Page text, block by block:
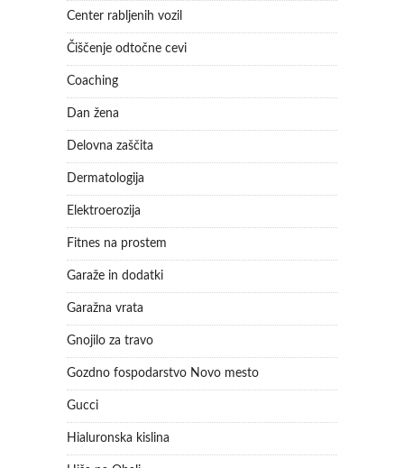
Center rabljenih vozil
Čiščenje odtočne cevi
Coaching
Dan žena
Delovna zaščita
Dermatologija
Elektroerozija
Fitnes na prostem
Garaže in dodatki
Garažna vrata
Gnojilo za travo
Gozdno fospodarstvo Novo mesto
Gucci
Hialuronska kislina